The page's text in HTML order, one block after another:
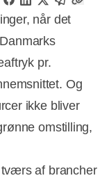
når det
pr.
Og
ikke bliver
omstilling,
af brancher